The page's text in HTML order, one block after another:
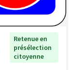
Retenue en
présélection
citoyenne